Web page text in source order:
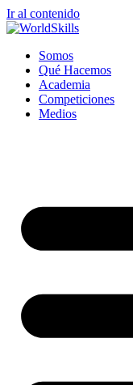
Ir al contenido
Somos
Qué Hacemos
Academia
Competiciones
Medios